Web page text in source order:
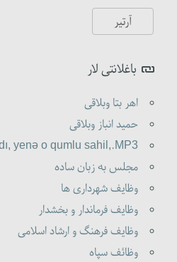
باغلانتی لار
اهر بتا وبلاقی
حمید انباز وبلاقی
yenə o qumlu sahil,.MP3
مجلس به زبان ساده
وظایف شهرداری ها
وظایف فرماندار و بخشدار
وظایف فرهنگ و ارشاد اسلامی
وظائف سپاه